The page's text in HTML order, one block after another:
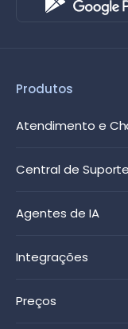
Produtos
Atendimento e
Central de Suporte
Agentes de IA
Integrações
Preços